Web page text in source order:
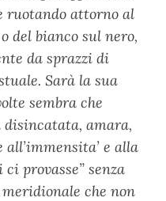
ruotando attorno al
del bianco sul nero,
da sprazzi di
Sarà la sua
sembra che
amara,
e alla
provasse” senza
che non